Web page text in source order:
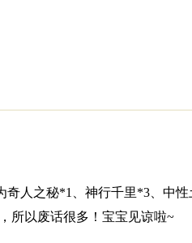
人之秘*1、神行千里*3、中性
所以废话很多！宝宝见谅啦~